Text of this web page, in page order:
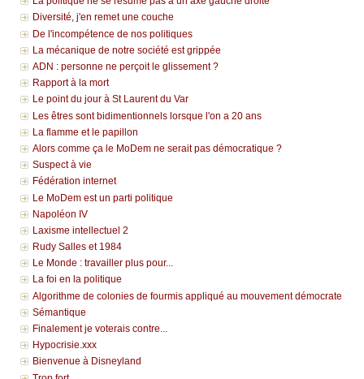
Diversité, j'en remet une couche
De l'incompétence de nos politiques
La mécanique de notre société est grippée
ADN : personne ne perçoit le glissement ?
Rapport à la mort
Le point du jour à St Laurent du Var
Les êtres sont bidimentionnels lorsque l'on a 20 ans
La flamme et le papillon
Alors comme ça le MoDem ne serait pas démocratique ?
Suspect à vie
Fédération internet
Le MoDem est un parti politique
Napoléon IV
Laxisme intellectuel 2
Rudy Salles et 1984
Le Monde : travailler plus pour...
La foi en la politique
Algorithme de colonies de fourmis appliqué au mouvement démocrate
Sémantique
Finalement je voterais contre...
Hypocrisie.xxx
Bienvenue à Disneyland